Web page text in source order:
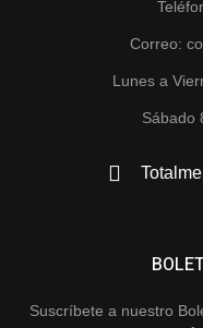
Correo:
Lunes a
Sábado
Suscríbete a nuestro